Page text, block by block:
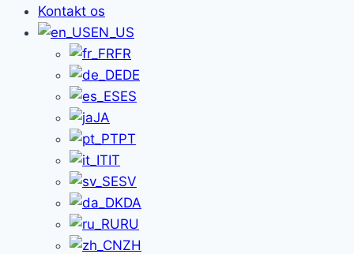
Kontakt os
EN_US
FR
DE
ES
JA
PT
IT
SV
DA
RU
ZH